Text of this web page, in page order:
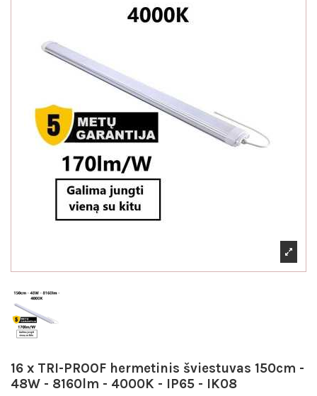
16 x TRI-PROOF hermetinis šviestuvas 150cm -
48W - 8160lm - 4000K - IP65 - IK08